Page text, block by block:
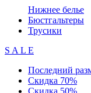
Нижнее белье
Бюстгальтеры
Трусики
S A L E
Последний
Скидка 70%
Скидка 50%